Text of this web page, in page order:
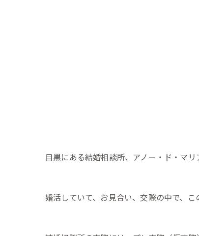
目黒にある結婚相談所、アノー・ド・マ
婚活していて、お見合い、交際の中で、